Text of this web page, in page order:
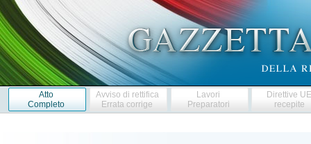
Atto
Completo
Avviso di rettifica
Errata corrige
Lavori
Preparatori
Direttive
recepite